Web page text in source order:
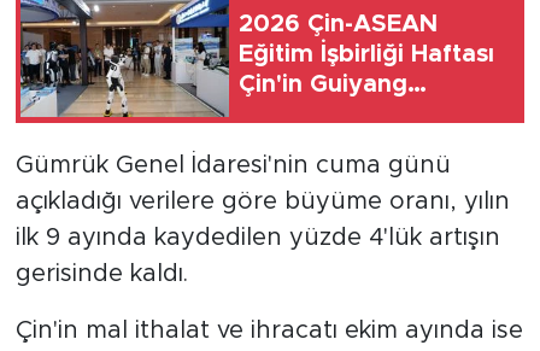
2026 Çin-ASEAN
Eğitim İşbirliği Haftası
Çin'in Guiyang
Gümrük Genel İdaresi'nin cuma günü
açıkladığı verilere göre büyüme oranı, yılın
ilk 9 ayında kaydedilen yüzde 4'lük artışın
gerisinde kaldı.
Çin'in mal ithalat ve ihracatı ekim ayında ise